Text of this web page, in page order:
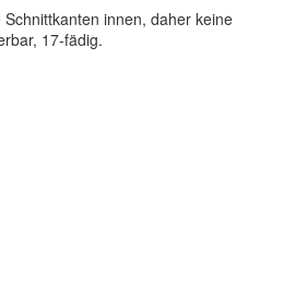
innen, daher keine
17-fädig.